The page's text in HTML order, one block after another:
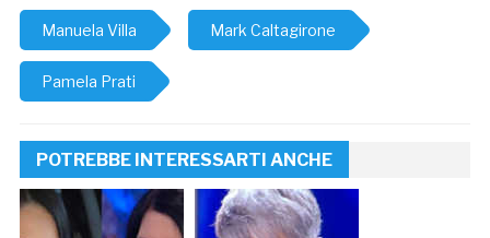
Manuela Villa Mark Caltagirone
Pamela Prati
POTREBBE INTERESSARTI ANCHE